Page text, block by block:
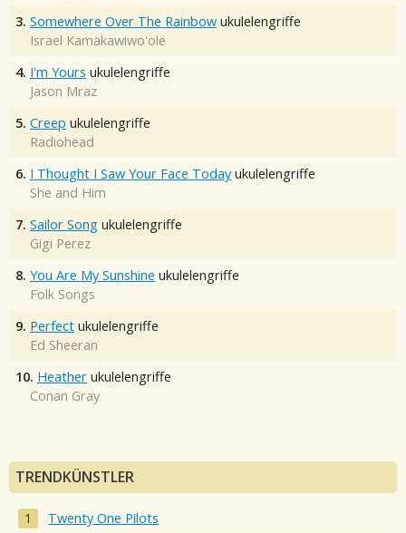
3. Somewhere Over The Rainbow ukulelengriffe
Israel Kamakawiwo'ole
4. I'm Yours ukulelengriffe
Jason Mraz
5. Creep ukulelengriffe
Radiohead
6. I Thought I Saw Your Face Today ukulelengriffe
She and Him
7. Sailor Song ukulelengriffe
Gigi Perez
8. You Are My Sunshine ukulelengriffe
Folk Songs
9. Perfect ukulelengriffe
Ed Sheeran
10. Heather ukulelengriffe
Conan Gray
TRENDKÜNSTLER
Twenty One Pilots